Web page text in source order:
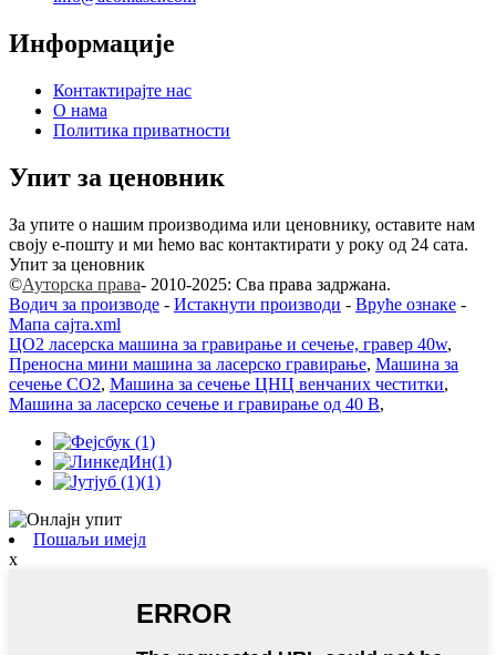
Информације
Контактирајте нас
О нама
Политика приватности
Упит за ценовник
За упите о нашим производима или ценовнику, оставите нам
своју е-пошту и ми ћемо вас контактирати у року од 24 сата.
Упит за ценовник
©Ауторска права- 2010-2025: Сва права задржана.
Водич за производе - Истакнути производи - Вруће ознаке -
Мапа сајта.xml
ЦО2 ласерска машина за гравирање и сечење, гравер 40w,
Преносна мини машина за ласерско гравирање, Машина за
сечење CO2, Машина за сечење ЦНЦ венчаних честитки,
Машина за ласерско сечење и гравирање од 40 В,
Пошаљи имејл
x